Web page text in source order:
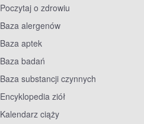
Poczytaj o zdrowiu
Baza alergenów
Baza aptek
Baza badań
Baza substancji czynnych
Encyklopedia ziół
Kalendarz ciąży